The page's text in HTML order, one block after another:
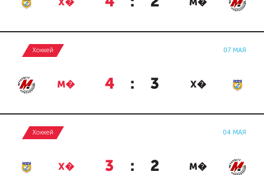
Х� М�
Хоккей 07 МАЯ
М� 4 : 3 Х�
Хоккей 04 МАЯ
Х� 3 : 2 М�